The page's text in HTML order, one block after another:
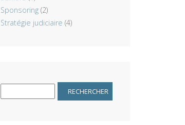
Sponsoring(2)
Stratégie judiciaire (4)
Rechercher :